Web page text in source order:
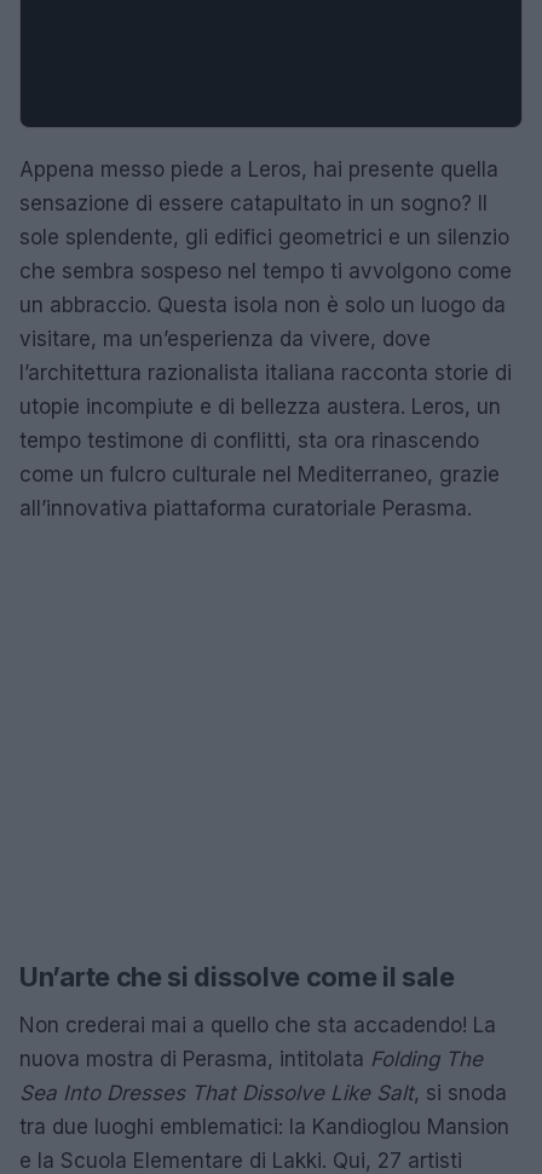
Appena messo piede a Leros, hai presente quella
sensazione di essere catapultato in un sogno? Il
sole splendente, gli edifici geometrici e un silenzio
che sembra sospeso nel tempo ti avvolgono come
un abbraccio. Questa isola non è solo un luogo da
visitare, ma un’esperienza da vivere, dove
l’architettura razionalista italiana racconta storie di
utopie incompiute e di bellezza austera. Leros, un
tempo testimone di conflitti, sta ora rinascendo
come un fulcro culturale nel Mediterraneo, grazie
all’innovativa piattaforma curatoriale Perasma.
Un’arte che si dissolve come il sale
Non crederai mai a quello che sta accadendo! La
nuova mostra di Perasma, intitolata Folding The
Sea Into Dresses That Dissolve Like Salt, si snoda
tra due luoghi emblematici: la Kandioglou Mansion
e la Scuola Elementare di Lakki. Qui, 27 artisti